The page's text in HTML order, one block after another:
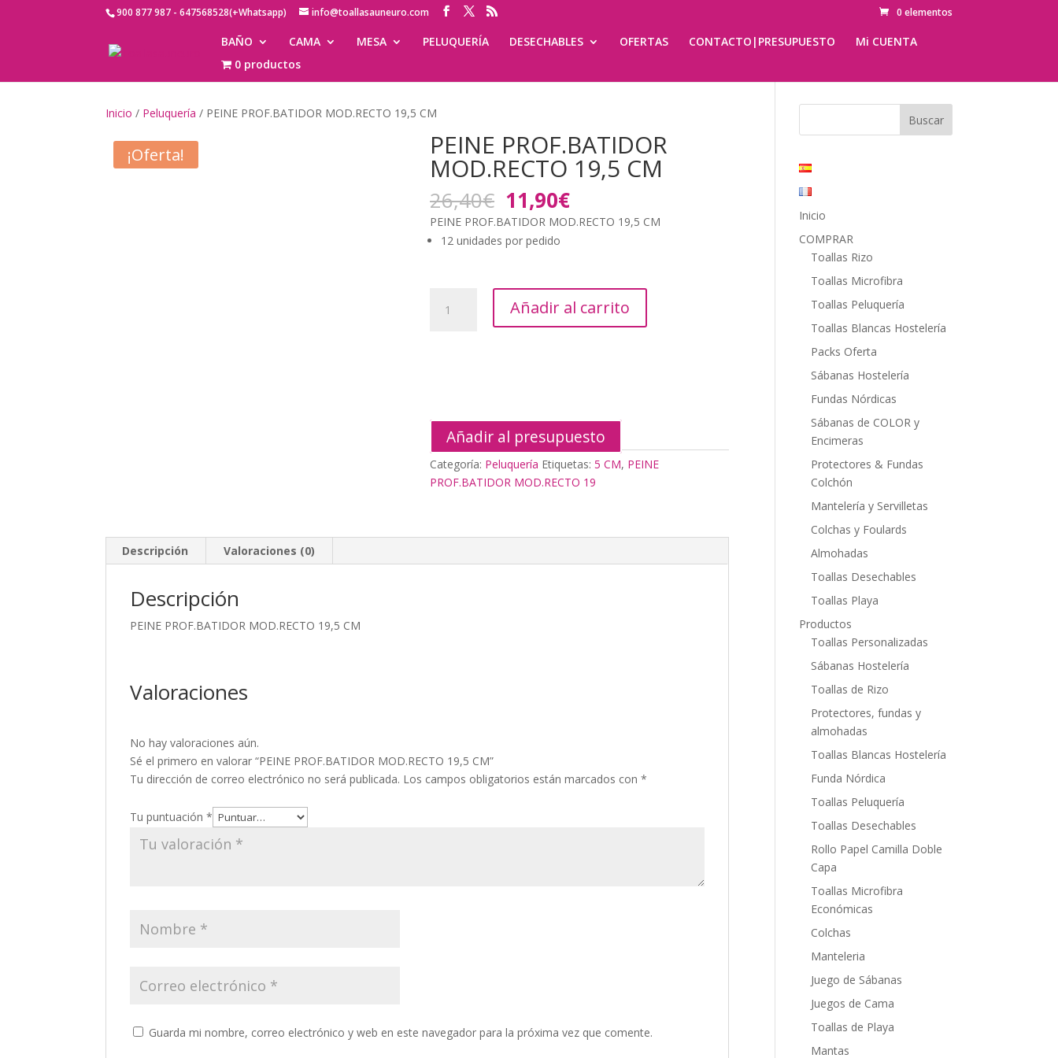
900 877 987 - 647568528(+Whatsapp) info@toallasauneuro.com 0 elementos
BAÑO CAMA MESA PELUQUERÍA DESECHABLES OFERTAS CONTACTO|PRESUPUESTO
Mi CUENTA
0 productos
Inicio / Peluquería / PEINE PROF.BATIDOR MOD.RECTO 19,5 CM
¡Oferta! PEINE PROF.BATIDOR
MOD.RECTO 19,5 CM
26,40€ El
precio
original
era:
11,90€El
precio
actual
PEINE PROF.BATIDOR MOD.RECTO 19,5 CM
12 unidades por pedido
PROF.BATIDOR
MOD.RECTO
Añadir al carrito
Añadir al presupuesto
Categoría: Peluquería Etiquetas:5 CM, PEINE
PROF.BATIDOR MOD.RECTO 19
Descripción Valoraciones (0)
Descripción
PEINE PROF.BATIDOR MOD.RECTO 19,5 CM
Valoraciones
No hay valoraciones aún.
Sé el primero en valorar “PEINE PROF.BATIDOR MOD.RECTO 19,5 CM”
Tu dirección de correo electrónico no será publicada. Los campos obligatorios están marcados con*
Tu puntuación*
Guarda mi nombre, correo electrónico y web en este navegador para la próxima vez que comente.
Inicio
COMPRAR
Toallas Rizo
Toallas Microfibra
Toallas Peluquería
Toallas Blancas Hostelería
Packs Oferta
Sábanas Hostelería
Fundas Nórdicas
Sábanas de COLOR y
Encimeras
Protectores & Fundas
Colchón
Mantelería y Servilletas
Colchas y Foulards
Almohadas
Toallas Desechables
Toallas Playa
Productos
Toallas Personalizadas
Sábanas Hostelería
Toallas de Rizo
Protectores, fundas y
almohadas
Toallas Blancas Hostelería
Funda Nórdica
Toallas Peluquería
Toallas Desechables
Rollo Papel Camilla Doble
Capa
Toallas Microfibra
Económicas
Colchas
Manteleria
Juego de Sábanas
Juegos de Cama
Toallas de Playa
Mantas